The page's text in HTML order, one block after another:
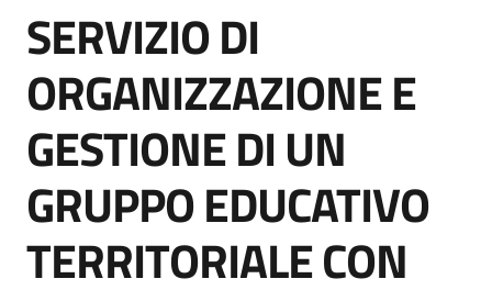
e
strumenti
acquisto
Supporto
Piattaforme
Salta al contenuto
SERVIZIO DI
ORGANIZZAZIONE E
GESTIONE DI UN
GRUPPO EDUCATIVO
TERRITORIALE CON